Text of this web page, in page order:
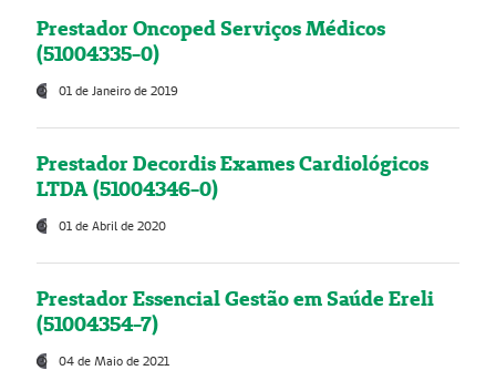
Prestador Oncoped Serviços Médicos
(51004335-0)
01 de Janeiro de 2019
Prestador Decordis Exames Cardiológicos
LTDA (51004346-0)
01 de Abril de 2020
Prestador Essencial Gestão em Saúde Ereli
(51004354-7)
04 de Maio de 2021